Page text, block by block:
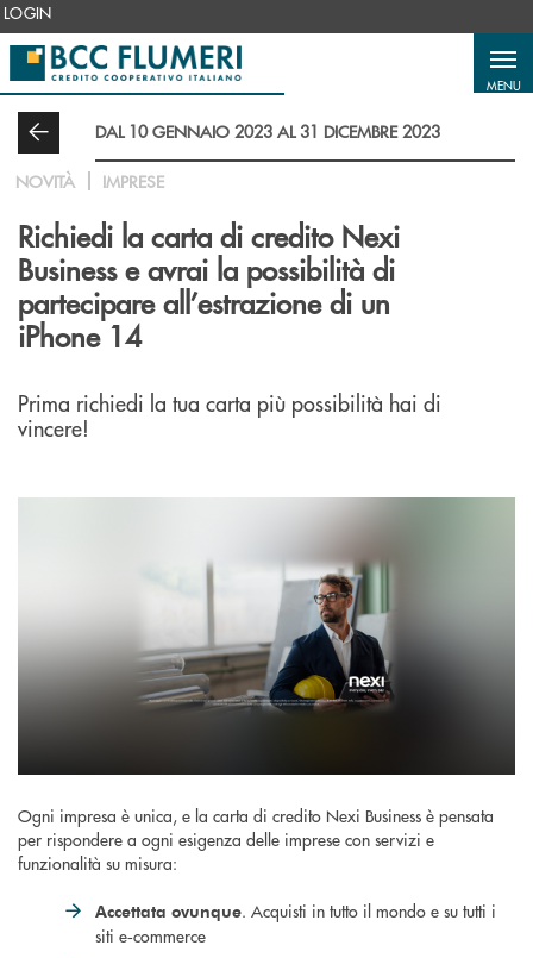
Salta al contenuto principale
LOGIN
MENU
DAL 10 GENNAIO 2023 AL 31 DICEMBRE 2023
NOVITÀ IMPRESE
Richiedi la carta di credito Nexi
Business e avrai la possibilità di
partecipare all’estrazione di un
iPhone 14
Prima richiedi la tua carta più possibilità hai di
vincere!
Ogni impresa è unica, e la carta di credito Nexi Business è pensata
per rispondere a ogni esigenza delle imprese con servizi e
funzionalità su misura:
Accettata ovunque. Acquisti in tutto il mondo e su tutti i
siti e‑commerce